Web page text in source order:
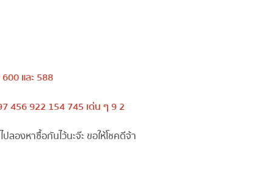
และ 588
456 922 154 745 เด่น ๆ 9 2
ลองหาซื้อกันไว้นะจ๊ะ ขอให้โชคดีจ้า